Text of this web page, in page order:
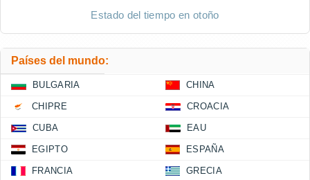
Estado del tiempo en otoño
Países del mundo:
BULGARIA CHINA
CHIPRE CROACIA
CUBA EAU
EGIPTO ESPAÑA
FRANCIA GRECIA